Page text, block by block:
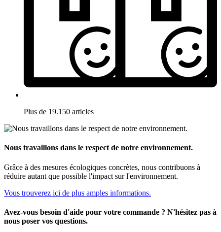
Plus de 19.150 articles
Nous travaillons dans le respect de notre environnement.
Grâce à des mesures écologiques concrètes, nous contribuons à
réduire autant que possible l'impact sur l'environnement.
Vous trouverez ici de plus amples informations.
Avez-vous besoin d'aide pour votre commande ? N'hésitez pas à
nous poser vos questions.